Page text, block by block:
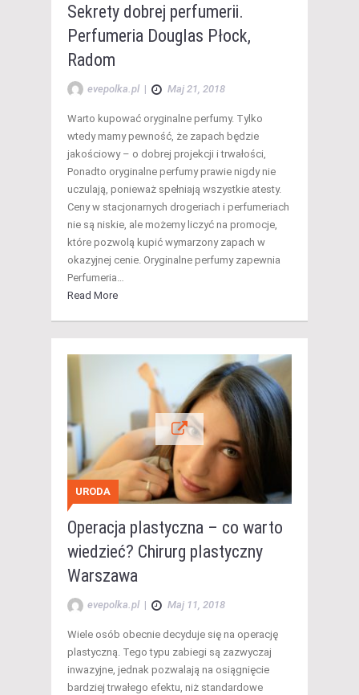
Sekrety dobrej perfumerii.
Perfumeria Douglas Płock,
Radom
evepolka.pl | Maj 21, 2018
Warto kupować oryginalne perfumy. Tylko
wtedy mamy pewność, że zapach będzie
jakościowy – o dobrej projekcji i trwałości,
Ponadto oryginalne perfumy prawie nigdy nie
uczulają, ponieważ spełniają wszystkie atesty.
Ceny w stacjonarnych drogeriach i perfumeriach
nie są niskie, ale możemy liczyć na promocje,
które pozwolą kupić wymarzony zapach w
okazyjnej cenie. Oryginalne perfumy zapewnia
Perfumeria…
Read More
URODA
Operacja plastyczna – co warto
wiedzieć? Chirurg plastyczny
Warszawa
evepolka.pl | Maj 11, 2018
Wiele osób obecnie decyduje się na operację
plastyczną. Tego typu zabiegi są zazwyczaj
inwazyjne, jednak pozwalają na osiągnięcie
bardziej trwałego efektu, niż standardowe